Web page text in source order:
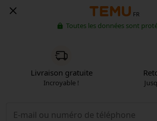
FR
Toutes les données sont
Livraison gratuite
Incroyable !